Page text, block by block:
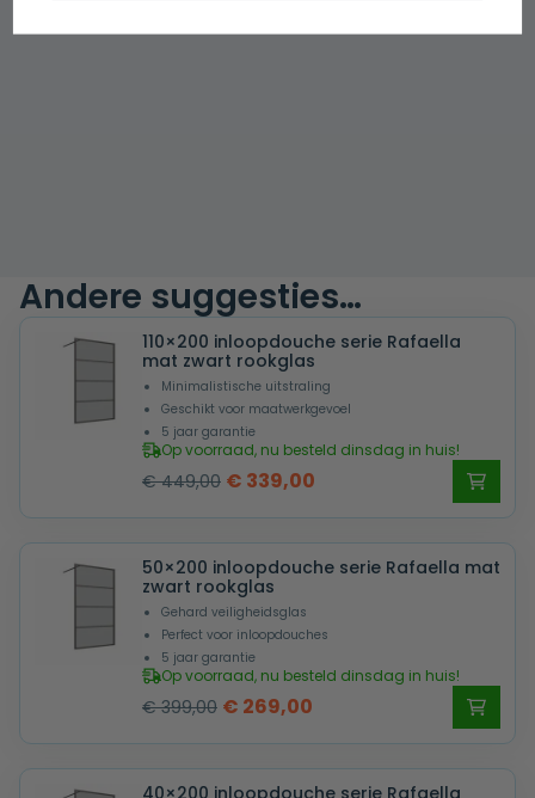
Andere suggesties…
110×200 inloopdouche serie Rafaella
mat zwart rookglas
Minimalistische uitstraling
Geschikt voor maatwerkgevoel
5 jaar garantie
Op voorraad, nu besteld dinsdag in huis!
€449,00 Oorspronkelijke
was:
€ 449,00.
€ 339,00
is:
€ 339,00.
50×200 inloopdouche serie Rafaella mat
zwart rookglas
Gehard veiligheidsglas
Perfect voor inloopdouches
5 jaar garantie
Op voorraad, nu besteld dinsdag in huis!
€399,00 Oorspronkelijke
was:
€ 269,00
is:
40×200 inloopdouche serie Rafaella